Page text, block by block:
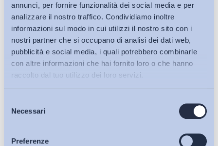
annunci, per fornire funzionalità dei social media e per
analizzare il nostro traffico. Condividiamo inoltre
informazioni sul modo in cui utilizzi il nostro sito con i
nostri partner che si occupano di analisi dei dati web,
pubblicità e social media, i quali potrebbero combinarle
con altre informazioni che hai fornito loro o che hanno
raccolto dal tuo utilizzo dei loro servizi.
delNecessari
Preferenze
Bollettini ADAPT
Articoli
Altro
Il tirocinio: misura di politica attiva del lavoro da
incentivare, o lavoro precario?